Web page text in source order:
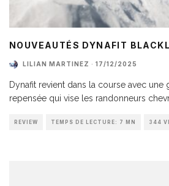
NOUVEAUTÉS DYNAFIT
LILIAN MARTINEZ · 17/12/2025
Dynafit revient dans la course avec une
repensée qui vise les randonneurs
REVIEW TEMPS DE LECTURE: 7 MN 344